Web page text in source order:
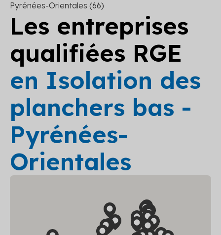
Pyrénées-Orientales (66)
Les entreprises
qualifiées RGE
en Isolation des
planchers bas -
Pyrénées-
Orientales